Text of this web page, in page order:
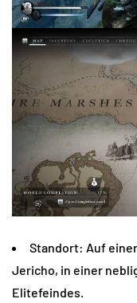
Standort: Auf
Jericho, in einer
Elitefeindes.